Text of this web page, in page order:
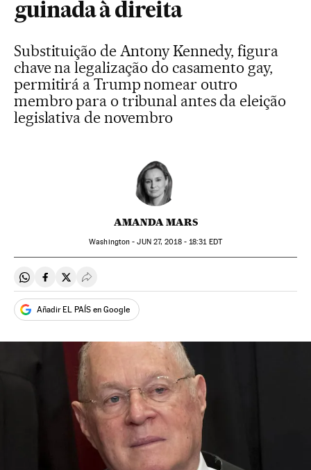
guinada à direita
Substituição de Antony Kennedy, figura
chave na legalização do casamento gay,
permitirá a Trump nomear outro
membro para o tribunal antes da eleição
legislativa de novembro
AMANDA MARS
Washington -JUN27, 2018 - 18:31EDT
Compartir en Whatsapp
Compartir en Facebook
Compartir en Twitter
Desplegar Redes Sociales
Añadir EL PAÍS en Google